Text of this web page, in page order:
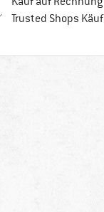
Trusted Shops